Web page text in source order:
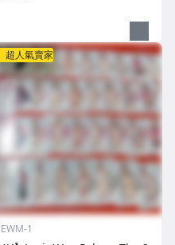
超人氣賣家
EWM-1